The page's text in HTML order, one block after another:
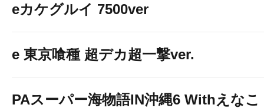
eカケグルイ 7500ver
e 東京喰種 超デカ超一撃ver.
PAスーパー海物語IN沖縄6 Withえなこ